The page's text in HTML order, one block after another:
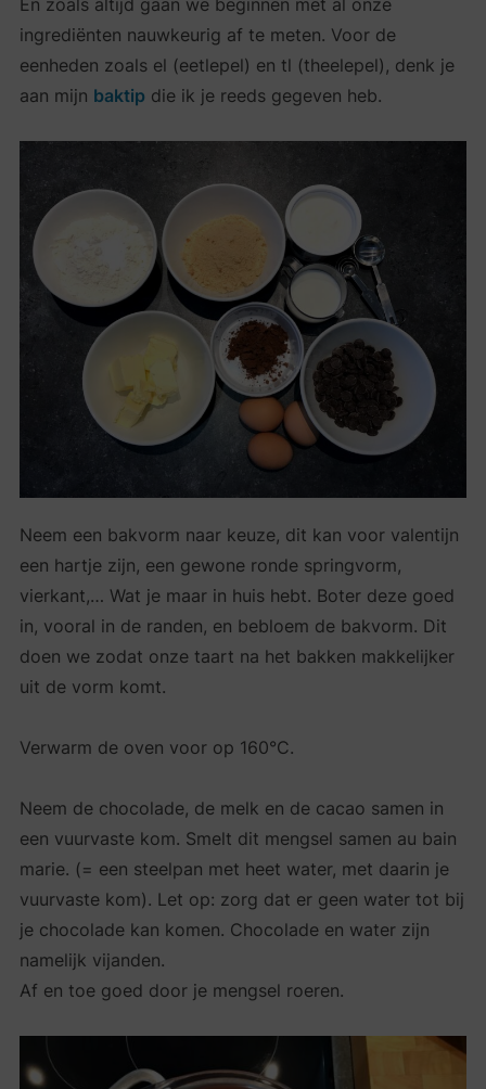
ingrediënten nauwkeurig af te meten. Voor de
eenheden zoals el (eetlepel) en tl (theelepel), denk je
aan mijn baktip die ik je reeds gegeven heb.
Neem een bakvorm naar keuze, dit kan voor valentijn
een hartje zijn, een gewone ronde springvorm,
vierkant,… Wat je maar in huis hebt. Boter deze goed
in, vooral in de randen, en bebloem de bakvorm. Dit
doen we zodat onze taart na het bakken makkelijker
uit de vorm komt.
Verwarm de oven voor op 160°C.
Neem de chocolade, de melk en de cacao samen in
een vuurvaste kom. Smelt dit mengsel samen au bain
marie. (= een steelpan met heet water, met daarin je
vuurvaste kom). Let op: zorg dat er geen water tot bij
je chocolade kan komen. Chocolade en water zijn
namelijk vijanden.
Af en toe goed door je mengsel roeren.